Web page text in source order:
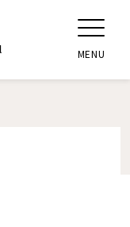
t
o
g
MENU